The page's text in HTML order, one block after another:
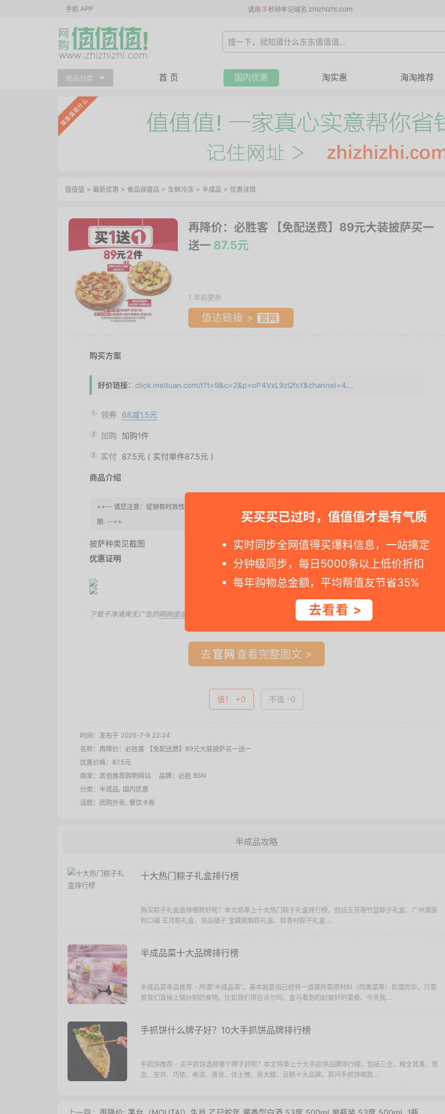
手机 APP 请用 3 秒钟牢记域名 zhizhizhi.com
商品分类 首 页 国内优惠 淘实惠 海淘推荐
买买买已过时，值值值才是有气质
实时同步全网值得买爆料信息，一站搞定
分钟级同步，每日5000条以上低价折扣
每年购物总金额，平均帮值友节省35%
去看看 >
值值值 > 最新优惠 > 食品保健品 > 生鲜冷冻 > 半成品 > 优惠详情
再降价：必胜客 【免配送费】89元大装披萨买一
送一 87.5元
1 年前更新
值达链接 >
购买方案
好价链接： click.meituan.com/t?t=9&c=2&p=oP4VxL9zQfsY&channel=4....
1 领券 68减1.5元
2 加购 加购1件
3 实付 87.5元 ( 实付单件87.5元 )
商品介绍
++-- 请您注意：促销有时效性, 请赶紧动手。若是您点击到美团活动页面发现价格改变，就意味着便宜价已过
期. --++
披萨种类见截图
优惠证明
下载干净清爽无广告的网购值值值App 领取隐藏优惠券 ，先领券再下单。
去 查看完整图文 >
值！ +0 不值 -0
时间：发布于 2025-7-9 22:24
名称： 再降价：必胜客 【免配送费】89元大装披萨买一送一
优惠价格： 87.5元
商家：其他推荐购物网站 品牌： 必胜 BSN
分类： 半成品
国内优惠
话题： 团购外卖 餐饮卡券
半成品攻略
十大热门粽子礼盒排行榜
购买粽子礼盒选择哪款好呢？本文将奉上十大热门粽子礼盒排行榜，包括五芳斋竹篮粽子礼盒、广州酒家
利口福 五月粽礼盒、良品铺子 宝藏粗粮粽礼盒、桂香村粽子礼盒...
半成品菜十大品牌排行榜
半成品菜单品推荐 - 所谓“半成品菜”，基本就是指已经将一道菜所需原材料（肉禽菜等）处理完毕，只需
要我们直接上锅炒制的食物。比如我们常在沃尔玛、盒马看到的封装好的菜肴。今天我...
手抓饼什么牌子好？10大手抓饼品牌排行榜
手抓饼推荐 - 买手抓饼选择哪个牌子好呢？本文将奉上十大手抓饼品牌排行榜，包括三全、粮全其美、思
念、安井、巧侬、希波、喜世、佳士博、吴大嫂、云鹤十大品牌。若问手抓饼哪款...